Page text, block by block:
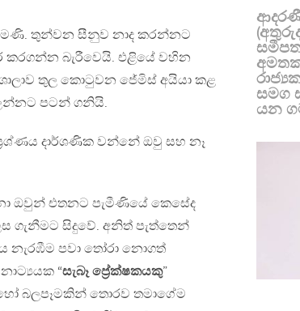
තුන්වන සීනුව නාද කරන්නට
කරගන්න බැරීවෙයි. එළියේ වහින
තුල කොටුවන ජේමිස් අයියා කළ
පටන් ගනියි.
දාර්ශණික වන්නේ ඔවු සහ නෑ
ඔවුන් එතනට පැමීණියේ කෙසේද
ගැනීමට සිදුවේ. අනිත් පැත්තෙන්
නැරඹීම පවා තෝරා නොගත්
“සැබෑ ප්‍රේක්ෂකයකු”
බලපෑමකින් තොරව තමාගේම
සමග
යන